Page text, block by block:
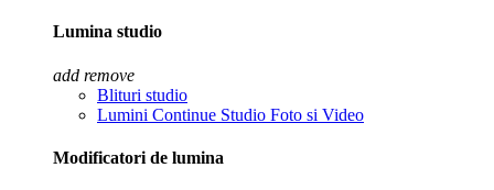
Lumina studio
add remove
Blituri studio
Lumini Continue Studio Foto si Video
Modificatori de lumina